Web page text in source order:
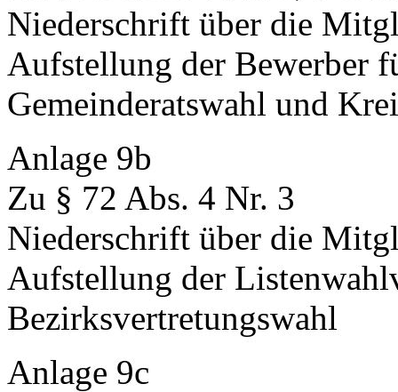
Niederschrift über die
Aufstellung der Bewerber
Gemeinderatswahl und
Anlage 9b
Zu § 72 Abs. 4 Nr. 3
Niederschrift über die
Aufstellung der
Bezirksvertretungswahl
Anlage 9c